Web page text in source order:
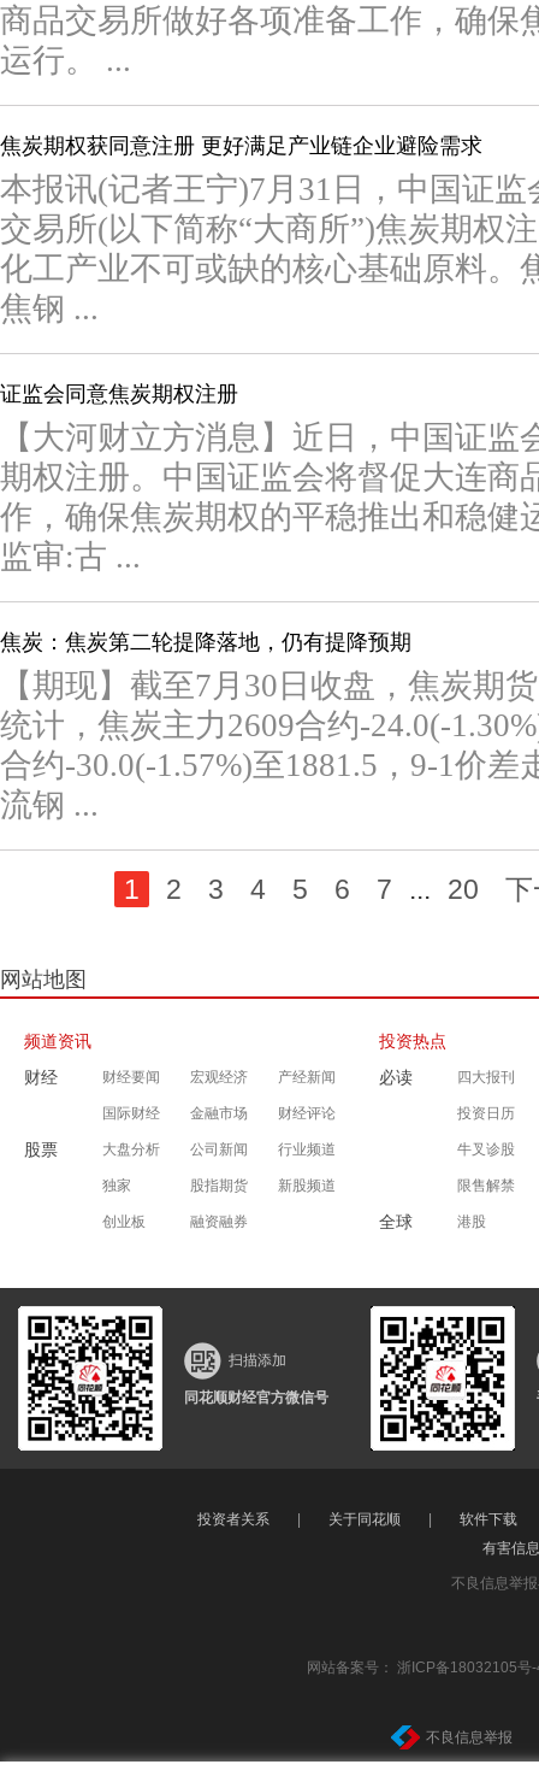
商品交易所做好各项准备工作，确保
运行。 ...
焦炭期权获同意注册 更好满足产业链企业避险需求
本报讯(记者王宁)7月31日，中国证
交易所(以下简称“大商所”)焦炭期权
化工产业不可或缺的核心基础原料。
焦钢 ...
证监会同意焦炭期权注册
【大河财立方消息】近日，中国证
期权注册。中国证监会将督促大连商
作，确保焦炭期权的平稳推出和稳健
监审:古 ...
焦炭：焦炭第二轮提降落地，仍有提降预期
【期现】截至7月30日收盘，焦炭期
统计，焦炭主力2609合约-24.0(-
合约-30.0(-1.57%)至1881.5，9-1价
流钢 ...
1 2 3 4 5 6 7 ... 20 下
网站地图
频道资讯
财经
财经要闻 宏观经济 产经新闻
国际财经 金融市场 财经评论
股票 大盘分析 公司新闻 行业频道
独家 股指期货 新股频道
创业板 融资融券
投资热点
必读
四大报刊
投资日历
牛叉诊股
限售解禁
全球 港股
扫描添加
同花顺财经官方微信号
投资者关系 关于同花顺
软件下载
有害信
不良信息举
网站备案号： 浙ICP备18032105号-
不良信息举报